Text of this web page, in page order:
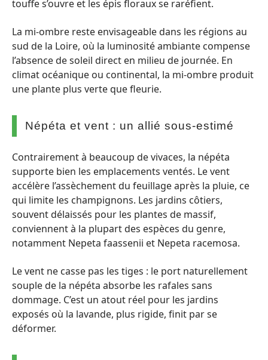
touffe s’ouvre et les épis floraux se raréfient.
La mi-ombre reste envisageable dans les régions au
sud de la Loire, où la luminosité ambiante compense
l’absence de soleil direct en milieu de journée. En
climat océanique ou continental, la mi-ombre produit
une plante plus verte que fleurie.
Népéta et vent : un allié sous-estimé
Contrairement à beaucoup de vivaces, la népéta
supporte bien les emplacements ventés. Le vent
accélère l’assèchement du feuillage après la pluie, ce
qui limite les champignons. Les jardins côtiers,
souvent délaissés pour les plantes de massif,
conviennent à la plupart des espèces du genre,
notamment Nepeta faassenii et Nepeta racemosa.
Le vent ne casse pas les tiges : le port naturellement
souple de la népéta absorbe les rafales sans
dommage. C’est un atout réel pour les jardins
exposés où la lavande, plus rigide, finit par se
déformer.